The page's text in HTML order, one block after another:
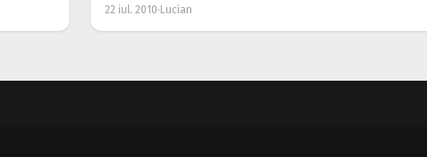
22 iul. 2010· Lucian